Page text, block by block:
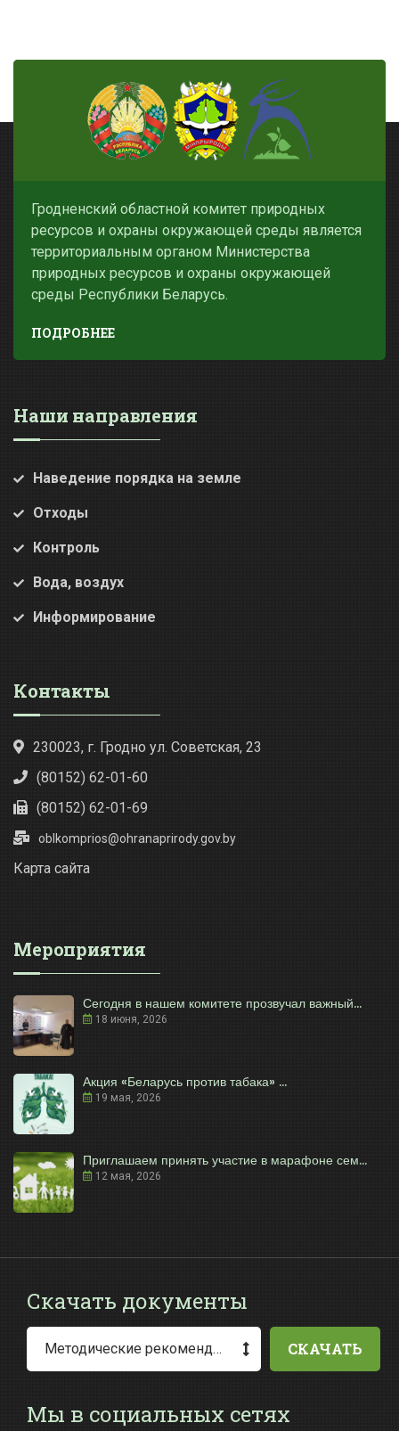
Гродненский областной комитет природных
ресурсов и охраны окружающей среды является
территориальным органом Министерства
природных ресурсов и охраны окружающей
среды Республики Беларусь.
ПОДРОБНЕЕ
Наши направления
Наведение порядка на земле
Отходы
Контроль
Вода, воздух
Информирование
Контакты
230023, г. Гродно ул. Советская, 23
(80152) 62-01-60
(80152) 62-01-69
oblkomprios@ohranaprirody.gov.by
Карта сайта
Мероприятия
Сегодня в нашем комитете прозвучал важный...
18 июня, 2026
Акция «Беларусь против табака» ...
19 мая, 2026
Приглашаем принять участие в марафоне сем...
12 мая, 2026
Скачать документы
Методические рекомендации по заполнению заявления о выдаче разрешения на специальное водопользование СКАЧАТЬ
Мы в социальных сетях